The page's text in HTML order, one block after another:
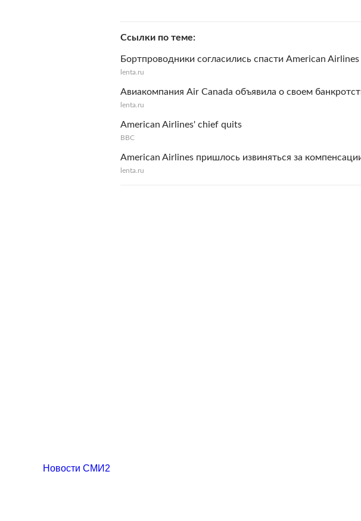
Ссылки по теме
Бортпроводники согласились спасти American Airlines
lenta.ru
Авиакомпания Air Canada объявила о своем
lenta.ru
American Airlines' chief quits
BBC
American Airlines пришлось извиняться за
lenta.ru
Новости СМИ2